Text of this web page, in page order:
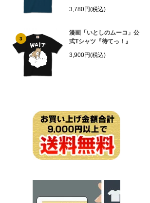
3,780円(税込)
3
漫画「いとしのムーコ」公
式Tシャツ『待てっ！』
3,900円(税込)